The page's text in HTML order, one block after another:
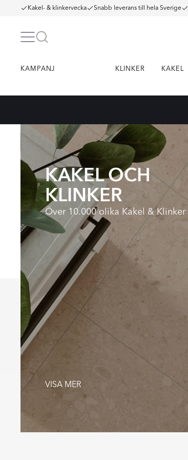
Kakel- & klinkervecka Snabb leverans till hela Sverige
KAMPANJ KLINKER KAKEL
KAKEL OCH
KLINKER
Över 10.000 olika Kakel & Klinker
VISA MER
KALKSTEN KLINKER
TERRAZZO KLINKER
MARMOR KLINKER
SEKELSKIFTE KLINKER
GRÅTT KLINKER
GRÖNT KAKEL
UTOMHUS KLINKER
TEGEL KLINKER
MAROCKANSKT KLINKER
TRÄKLINKER